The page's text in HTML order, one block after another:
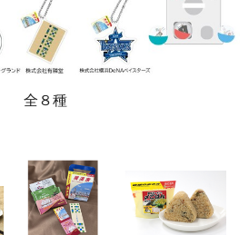
全８種